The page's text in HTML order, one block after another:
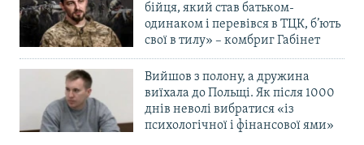
бійця, який став батьком-
одинаком і перевівся в ТЦК, б’ють
свої в тилу» – комбриг Габінет
Вийшов з полону, а дружина
виїхала до Польщі. Як після 1000
днів неволі вибратися «із
психологічної і фінансової ями»